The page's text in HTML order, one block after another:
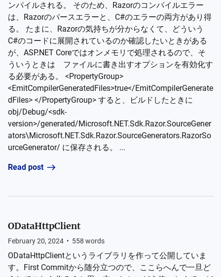
ンパイルされる。 そのため、Razorのコンパイルエラー
は、Razorのパースエラーと、C#のエラーの両方があり得
る。 たまに、Razorの気持ちが分からなくて、どういう
C#のコードに展開されているのか確認したいときがある
が、ASP.NET Coreではオンメモリで処理されるので、そ
ういうときは ファイルに書き出すオプションを有効化す
る必要がある。 <PropertyGroup>
<EmitCompilerGeneratedFiles>true</EmitCompilerGenerate
dFiles> </PropertyGroup> すると、ビルドしたときに
obj/Debug/<sdk-
version>/generated/Microsoft.NET.Sdk.Razor.SourceGener
ators\Microsoft.NET.Sdk.Razor.SourceGenerators.RazorSo
urceGenerator/ に保存される。 ...
Read post
ODataHttpClient
February 20, 2024 • 558 words
ODataHttpClientというライブラリを作って公開していま
す。First Commitから随分立つので、ここらへんで一旦ど